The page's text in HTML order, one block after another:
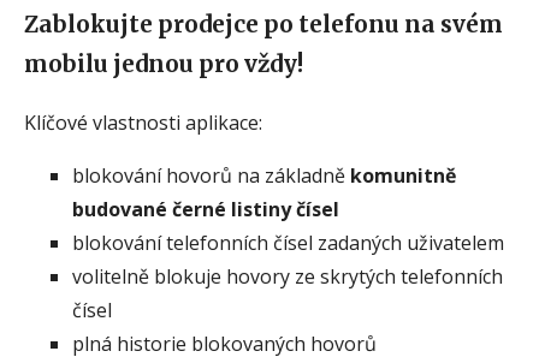
Zablokujte prodejce po telefonu na svém
mobilu jednou pro vždy!
Klíčové vlastnosti aplikace:
blokování hovorů na základně komunitně
budované černé listiny čísel
blokování telefonních čísel zadaných uživatelem
volitelně blokuje hovory ze skrytých telefonních
čísel
plná historie blokovaných hovorů